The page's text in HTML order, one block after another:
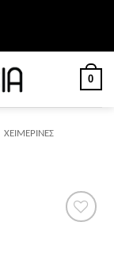
0
ΧΕΙΜΕΡΙΝΕΣ